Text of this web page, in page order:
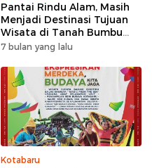
Pantai Rindu Alam, Masih
Menjadi Destinasi Tujuan
Wisata di Tanah Bumbu
dengan Rindangnya Pohon
7 bulan yang lalu
Kotabaru